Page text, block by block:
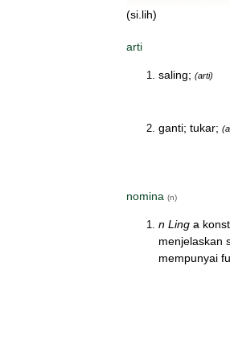
(si.lih)
arti
saling; (arti)
ganti; tukar;
nomina (n)
n Ling a
menjelaskan
mempunyai